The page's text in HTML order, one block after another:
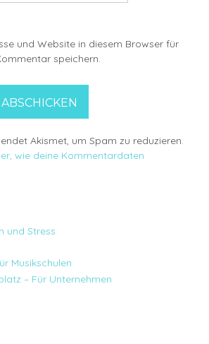
und Website in diesem Browser für
speichern.
Akismet, um Spam zu reduzieren.
wie deine Kommentardaten
und Stress
Musikschulen
– Für Unternehmen